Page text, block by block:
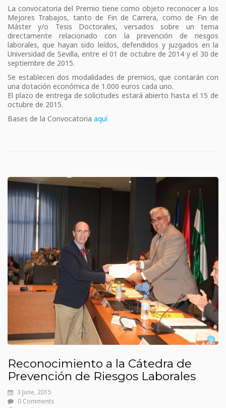
La convocatoria del Premio tiene como objeto reconocer a los
Mejores Trabajos, tanto de Fin de Carrera, como de Fin de
Máster y/o Tesis Doctorales, versados sobre un tema
directamente relacionado con la prevención de riesgos
laborales, que hayan sido leídos, defendidos y juzgados en la
Universidad de Sevilla, entre el 01 de octubre de 2014 y el 30 de
septiembre de 2015.
Se establecen dos modalidades de premios, que contarán con
una dotación económica de 1.000 euros cada uno.
El plazo de entrega de solicitudes estará abierto hasta el 15 de
octubre de 2015.
Bases de la Convocatoria aquí
Reconocimiento a la Cátedra de
Prevención de Riesgos Laborales
3 June, 2015
0 Comments